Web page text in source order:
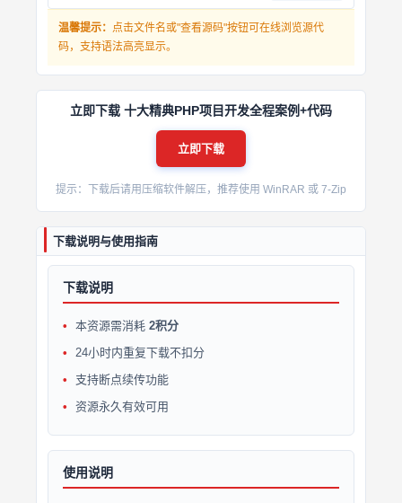
温馨提示： 点击文件名或"查看源码"按钮可在线浏览源代
码，支持语法高亮显示。
立即下载 十大精典PHP项目开发全程案例+代码
立即下载
提示：下载后请用压缩软件解压，推荐使用 WinRAR 或 7-Zip
下载说明与使用指南
下载说明
本资源需消耗 2积分
24小时内重复下载不扣分
支持断点续传功能
资源永久有效可用
使用说明